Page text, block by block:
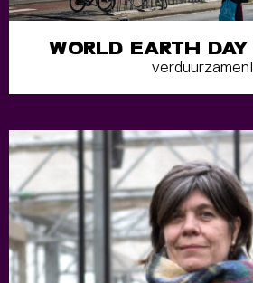
WORLD EARTH DAY
verduurzamen!